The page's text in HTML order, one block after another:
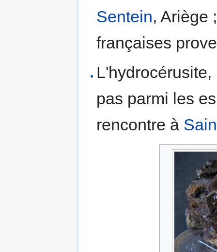
Sentein, Ariège
françaises
L'hydrocérusite,
pas parmi les
rencontre à